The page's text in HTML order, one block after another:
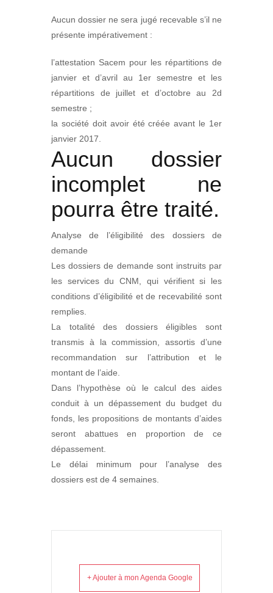
Aucun dossier ne sera jugé recevable s’il ne
présente impérativement :
l’attestation Sacem pour les répartitions de
janvier et d’avril au 1er semestre et les
répartitions de juillet et d’octobre au 2d
semestre ;
la société doit avoir été créée avant le 1er
janvier 2017.
Aucun dossier
incomplet ne
pourra être traité.
Analyse de l’éligibilité des dossiers de
demande
Les dossiers de demande sont instruits par
les services du CNM, qui vérifient si les
conditions d’éligibilité et de recevabilité sont
remplies.
La totalité des dossiers éligibles sont
transmis à la commission, assortis d’une
recommandation sur l’attribution et le
montant de l’aide.
Dans l’hypothèse où le calcul des aides
conduit à un dépassement du budget du
fonds, les propositions de montants d’aides
seront abattues en proportion de ce
dépassement.
Le délai minimum pour l’analyse des
dossiers est de 4 semaines.
+ Ajouter à mon Agenda Google